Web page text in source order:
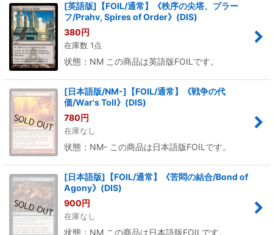
[英語版]【FOIL/通常】《秩序の尖塔、プラー
フ/Prahv, Spires of Order》(DIS)
380円
在庫数 1点
状態：NM この商品は英語版FOILです。
[日本語版/NM-]【FOIL/通常】《戦争の代
価/War's Toll》(DIS)
780円
在庫なし
状態：NM- この商品は日本語版FOILです。
[日本語版]【FOIL/通常】《苦悶の結合/Bond of
Agony》(DIS)
900円
在庫なし
状態：NM この商品は日本語版FOILです。